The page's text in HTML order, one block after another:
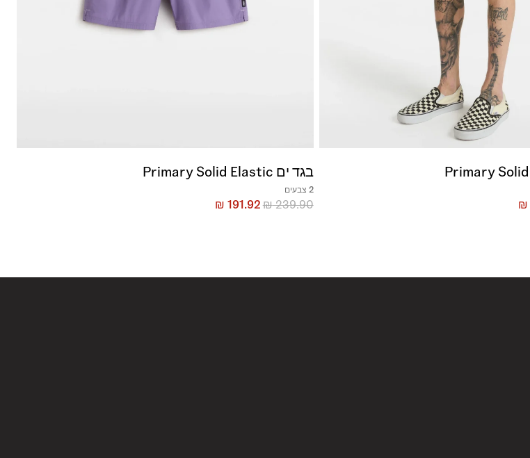
₪
בגד ים Primary Solid Elastic
2 צבעים
₪239.90
₪ 191.92